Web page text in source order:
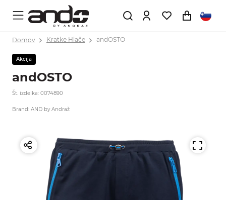
Domov Kratke Hlače andOSTO
Akcija
andOSTO
Št. izdelka: 0074890
Brand: AND by Andraž